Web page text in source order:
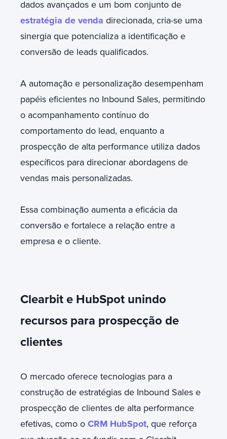
dados avançados e um bom conjunto de
estratégia de venda direcionada, cria-se uma
sinergia que potencializa a identificação e
conversão de leads qualificados.
A automação e personalização desempenham
papéis eficientes no Inbound Sales, permitindo
o acompanhamento contínuo do
comportamento do lead, enquanto a
prospecção de alta performance utiliza dados
específicos para direcionar abordagens de
vendas mais personalizadas.
Essa combinação aumenta a eficácia da
conversão e fortalece a relação entre a
empresa e o cliente.
Clearbit e HubSpot unindo
recursos para prospecção de
clientes
O mercado oferece tecnologias para a
construção de estratégias de Inbound Sales e
prospecção de clientes de alta performance
efetivas, como o CRM HubSpot, que reforça